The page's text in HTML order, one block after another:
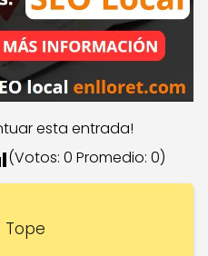
esta entrada!
(Votos: 0 Promedio: 0)
Tope